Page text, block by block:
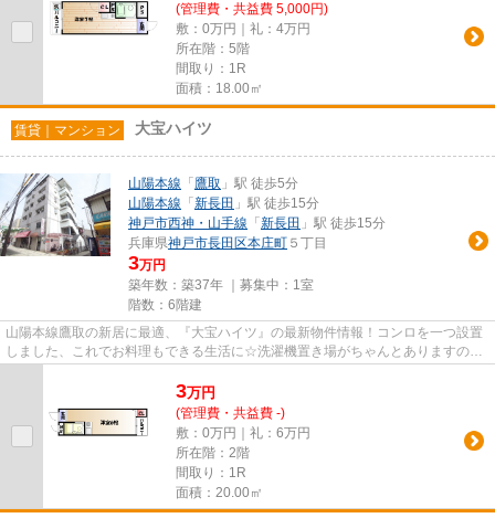
(管理費・共益費 5,000円)
敷：0万円｜礼：4万円
所在階：5階
間取り：1R
面積：18.00㎡
賃貸｜マンション 大宝ハイツ
山陽本線 「 鷹取 」駅 徒歩5分
山陽本線 「 新長田 」駅 徒歩15分
神戸市西神・山手線 「 新長田 」駅 徒歩15分
兵庫県神戸市長田区本庄町 ５丁目
3万円
築年数：築37年 ｜募集中： 1室
階数：6階建
山陽本線鷹取の新居に最適、『大宝ハイツ』の最新物件情報！コンロを一つ設置
しました、これでお料理もできる生活に☆洗濯機置き場がちゃんとありますので
3万円
(管理費・共益費 -)
敷：0万円｜礼：6万円
所在階：2階
間取り：1R
面積：20.00㎡